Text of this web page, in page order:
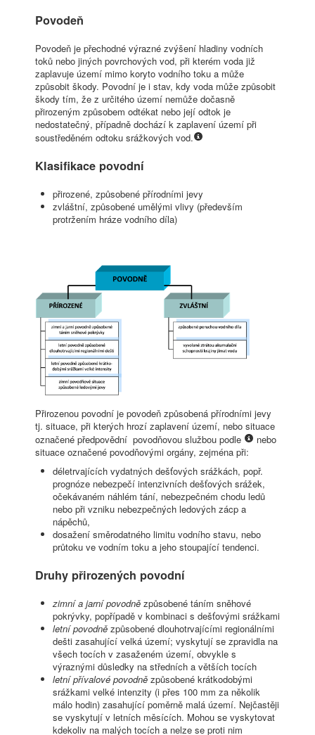
Povodeň
Povodeň je přechodné výrazné zvýšení hladiny vodních
toků nebo jiných povrchových vod, při kterém voda již
zaplavuje území mimo koryto vodního toku a může
způsobit škody. Povodní je i stav, kdy voda může způsobit
škody tím, že z určitého území nemůže dočasně
přirozeným způsobem odtékat nebo její odtok je
nedostatečný, případně dochází k zaplavení území při
soustředěném odtoku srážkových vod.
Klasifikace povodní
přirozené, způsobené přírodními jevy
zvláštní, způsobené umělými vlivy (především
protržením hráze vodního díla)
Přirozenou povodní je povodeň způsobená přírodními jevy
tj. situace, při kterých hrozí zaplavení území, nebo situace
označené předpovědní povodňovou službou podle
nebo
situace označené povodňovými orgány, zejména při:
déletrvajících vydatných dešťových srážkách, popř.
prognóze nebezpečí intenzivních dešťových srážek,
očekávaném náhlém tání, nebezpečném chodu ledů
nebo při vzniku nebezpečných ledových zácp a
nápěchů,
dosažení směrodatného limitu vodního stavu, nebo
průtoku ve vodním toku a jeho stoupající tendenci.
Druhy přirozených povodní
zimní a jarní povodně způsobené táním sněhové
pokrývky, popřípadě v kombinaci s dešťovými srážkami
letní povodně způsobené dlouhotrvajícími regionálními
dešti zasahující velká území; vyskytují se zpravidla na
všech tocích v zasaženém území, obvykle s
výraznými důsledky na středních a větších tocích
letní přívalové povodně způsobené krátkodobými
srážkami velké intenzity (i přes 100 mm za několik
málo hodin) zasahující poměrně malá území. Nejčastěji
se vyskytují v letních měsících. Mohou se vyskytovat
kdekoliv na malých tocích a nelze se proti nim